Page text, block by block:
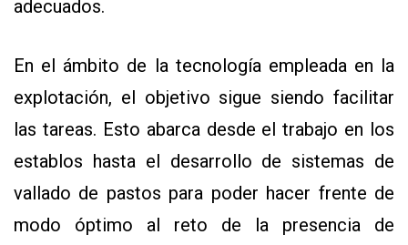
adecuados.
En el ámbito de la tecnología empleada en la
explotación, el objetivo sigue siendo facilitar
las tareas. Esto abarca desde el trabajo en los
establos hasta el desarrollo de sistemas de
vallado de pastos para poder hacer frente de
modo óptimo al reto de la presencia de